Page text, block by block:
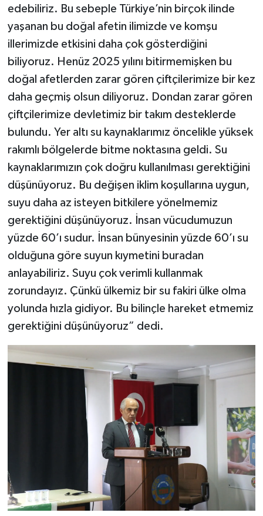
edebiliriz. Bu sebeple Türkiye’nin birçok ilinde
yaşanan bu doğal afetin ilimizde ve komşu
illerimizde etkisini daha çok gösterdiğini
biliyoruz. Henüz 2025 yılını bitirmemişken bu
doğal afetlerden zarar gören çiftçilerimize bir kez
daha geçmiş olsun diliyoruz. Dondan zarar gören
çiftçilerimize devletimiz bir takım desteklerde
bulundu. Yer altı su kaynaklarımız öncelikle yüksek
rakımlı bölgelerde bitme noktasına geldi. Su
kaynaklarımızın çok doğru kullanılması gerektiğini
düşünüyoruz. Bu değişen iklim koşullarına uygun,
suyu daha az isteyen bitkilere yönelmemiz
gerektiğini düşünüyoruz. İnsan vücudumuzun
yüzde 60’ı sudur. İnsan bünyesinin yüzde 60’ı su
olduğuna göre suyun kıymetini buradan
anlayabiliriz. Suyu çok verimli kullanmak
zorundayız. Çünkü ülkemiz bir su fakiri ülke olma
yolunda hızla gidiyor. Bu bilinçle hareket etmemiz
gerektiğini düşünüyoruz” dedi.